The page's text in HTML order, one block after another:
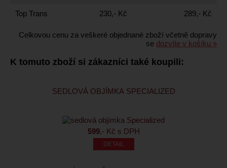
Top Trans 230,- Kč 289,- Kč
Celkovou cenu za veškeré objednané zboží včetně dopravy
se dozvíte v košíku »
K tomuto zboží si zákazníci také koupili:
SEDLOVÁ OBJÍMKA SPECIALIZED
599,- Kč s DPH